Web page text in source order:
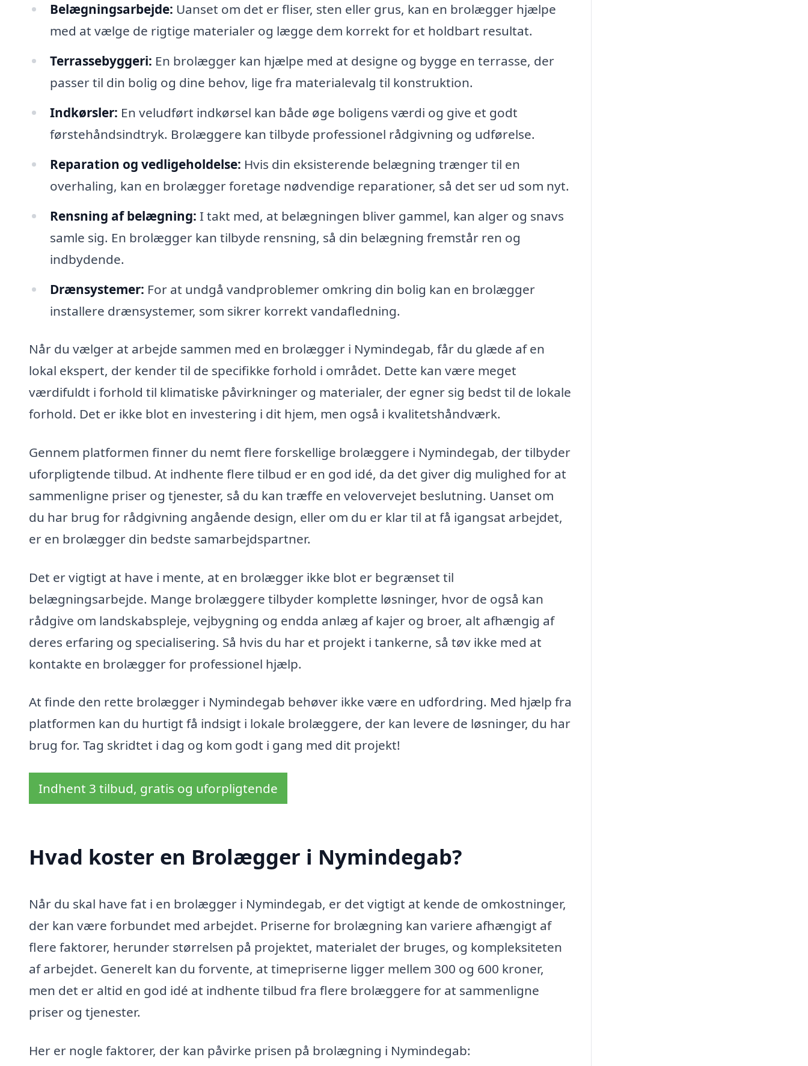
Belægningsarbejde: Uanset om det er fliser, sten eller grus, kan en brolægger hjælpe
med at vælge de rigtige materialer og lægge dem korrekt for et holdbart resultat.
Terrassebyggeri: En brolægger kan hjælpe med at designe og bygge en terrasse, der
passer til din bolig og dine behov, lige fra materialevalg til konstruktion.
Indkørsler: En veludført indkørsel kan både øge boligens værdi og give et godt
førstehåndsindtryk. Brolæggere kan tilbyde professionel rådgivning og udførelse.
Reparation og vedligeholdelse: Hvis din eksisterende belægning trænger til en
overhaling, kan en brolægger foretage nødvendige reparationer, så det ser ud som nyt.
Rensning af belægning: I takt med, at belægningen bliver gammel, kan alger og snavs
samle sig. En brolægger kan tilbyde rensning, så din belægning fremstår ren og
indbydende.
Drænsystemer: For at undgå vandproblemer omkring din bolig kan en brolægger
installere drænsystemer, som sikrer korrekt vandafledning.
Når du vælger at arbejde sammen med en brolægger i Nymindegab, får du glæde af en
lokal ekspert, der kender til de specifikke forhold i området. Dette kan være meget
værdifuldt i forhold til klimatiske påvirkninger og materialer, der egner sig bedst til de lokale
forhold. Det er ikke blot en investering i dit hjem, men også i kvalitetshåndværk.
Gennem platformen finner du nemt flere forskellige brolæggere i Nymindegab, der tilbyder
uforpligtende tilbud. At indhente flere tilbud er en god idé, da det giver dig mulighed for at
sammenligne priser og tjenester, så du kan træffe en velovervejet beslutning. Uanset om
du har brug for rådgivning angående design, eller om du er klar til at få igangsat arbejdet,
er en brolægger din bedste samarbejdspartner.
Det er vigtigt at have i mente, at en brolægger ikke blot er begrænset til
belægningsarbejde. Mange brolæggere tilbyder komplette løsninger, hvor de også kan
rådgive om landskabspleje, vejbygning og endda anlæg af kajer og broer, alt afhængig af
deres erfaring og specialisering. Så hvis du har et projekt i tankerne, så tøv ikke med at
kontakte en brolægger for professionel hjælp.
At finde den rette brolægger i Nymindegab behøver ikke være en udfordring. Med hjælp fra
platformen kan du hurtigt få indsigt i lokale brolæggere, der kan levere de løsninger, du har
brug for. Tag skridtet i dag og kom godt i gang med dit projekt!
Indhent 3 tilbud, gratis og uforpligtende
Hvad koster en Brolægger i Nymindegab?
Når du skal have fat i en brolægger i Nymindegab, er det vigtigt at kende de omkostninger,
der kan være forbundet med arbejdet. Priserne for brolægning kan variere afhængigt af
flere faktorer, herunder størrelsen på projektet, materialet der bruges, og kompleksiteten
af arbejdet. Generelt kan du forvente, at timepriserne ligger mellem 300 og 600 kroner,
men det er altid en god idé at indhente tilbud fra flere brolæggere for at sammenligne
priser og tjenester.
Her er nogle faktorer, der kan påvirke prisen på brolægning i Nymindegab: